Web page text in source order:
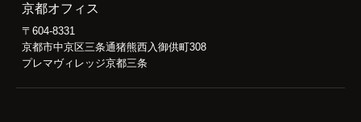
京都オフィス
〒604-8331
京都市中京区三条通猪熊西入御供町308
プレマヴィレッジ京都三条